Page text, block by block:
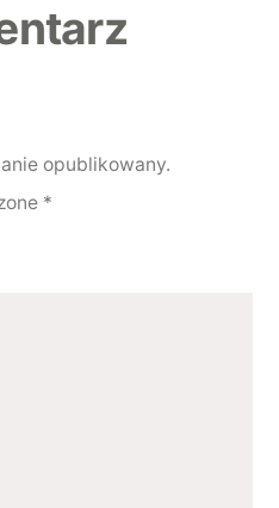
opublikowany.
*